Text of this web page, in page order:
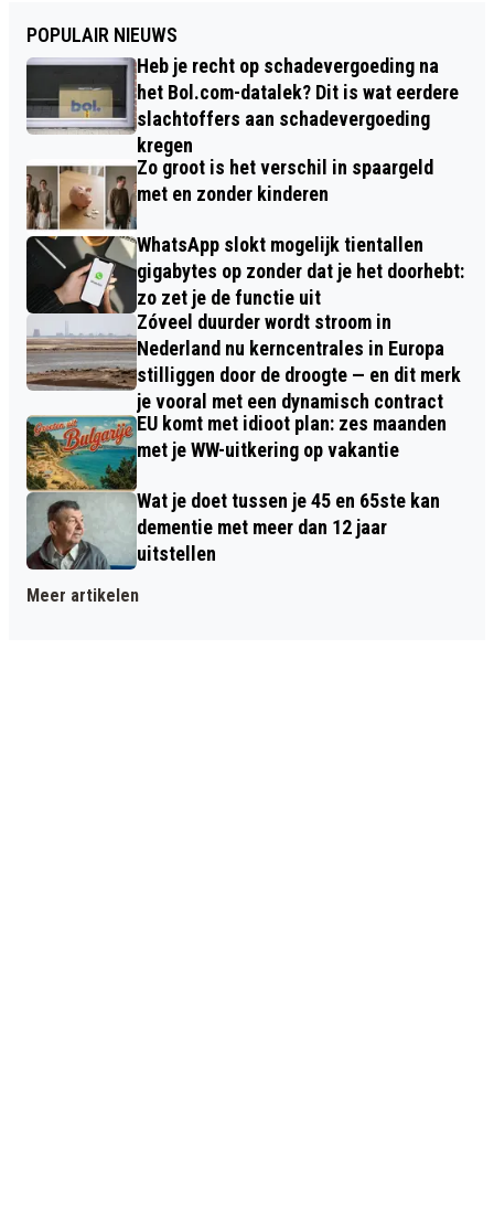
POPULAIR NIEUWS
Heb je recht op schadevergoeding na
het Bol.com-datalek? Dit is wat eerdere
slachtoffers aan schadevergoeding
kregen
Zo groot is het verschil in spaargeld
met en zonder kinderen
WhatsApp slokt mogelijk tientallen
gigabytes op zonder dat je het doorhebt:
zo zet je de functie uit
Zóveel duurder wordt stroom in
Nederland nu kerncentrales in Europa
stilliggen door de droogte — en dit merk
je vooral met een dynamisch contract
EU komt met idioot plan: zes maanden
met je WW-uitkering op vakantie
Wat je doet tussen je 45 en 65ste kan
dementie met meer dan 12 jaar
uitstellen
Meer artikelen